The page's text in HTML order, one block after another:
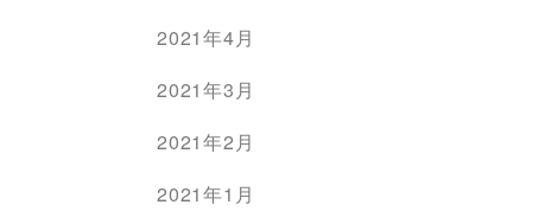
2021年4月
2021年3月
2021年2月
2021年1月